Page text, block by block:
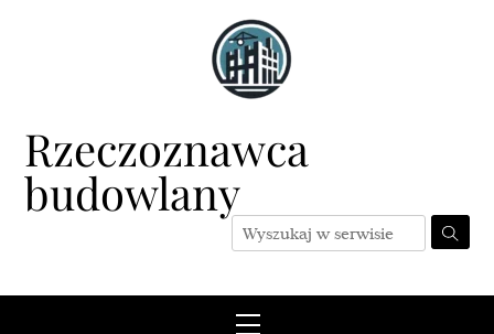
Rzeczoznawca
budowlany
Menu